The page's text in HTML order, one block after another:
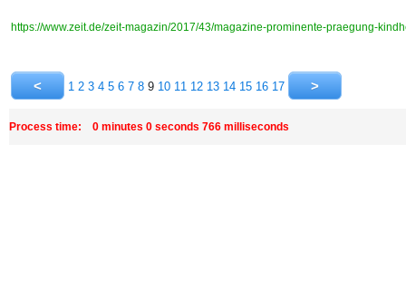
https://www.zeit.de/zeit-magazin/2017/43/magazine-prominente-praegung-
1 2 3 4 5 6 7 8 9 10 11 12 13 14 15 16 17
Process time: 0 minutes 0 seconds 766 milliseconds